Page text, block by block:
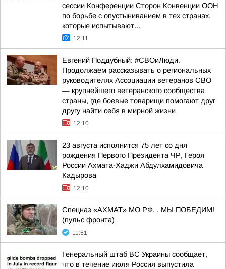
сессии Конференции Сторон Конвенции ООН
по борьбе с опустыниванием в тех странах,
которые испытывают...
12:11
Евгений Поддубный: #СВОиЛюди.
Продолжаем рассказывать о региональных
руководителях Ассоциации ветеранов СВО
— крупнейшего ветеранского сообщества
страны, где боевые товарищи помогают друг
другу найти себя в мирной жизни
12:10
23 августа исполнится 75 лет со дня
рождения Первого Президента ЧР, Героя
России Ахмата-Хаджи Абдулхамидовича
Кадырова
12:10
Спецназ «АХМАТ» МО РФ. . МЫ ПОБЕДИМ!
(пульс фронта)
11:51
Генеральный штаб ВС Украины сообщает,
что в течение июля Россия выпустила